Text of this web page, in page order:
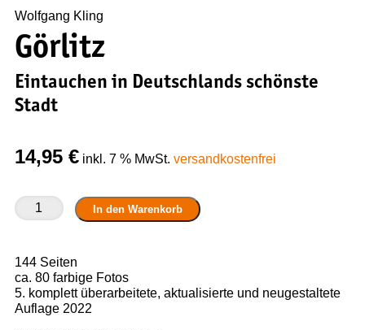
Wolfgang Kling
Görlitz
Eintauchen in Deutschlands schönste
Stadt
14,95 € inkl. 7 % MwSt. versandkostenfrei
Görlitz
Menge
In den Warenkorb
144 Seiten
ca. 80 farbige Fotos
5. komplett überarbeitete, aktualisierte und neugestaltete
Auflage 2022